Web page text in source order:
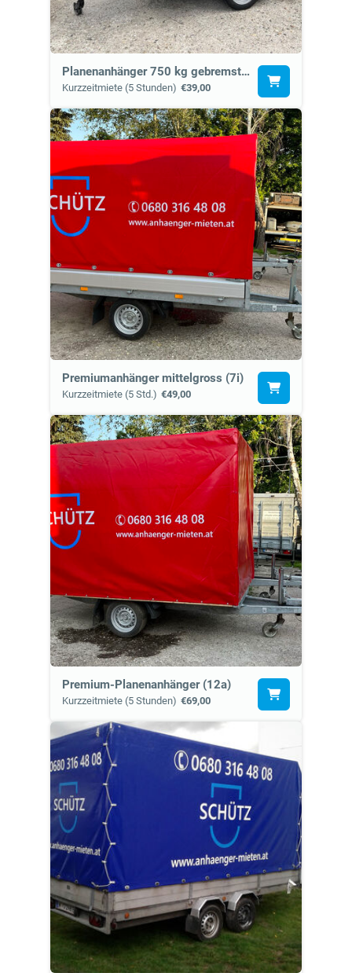
Planenanhänger 750 kg gebremst (4c)
Kurzzeitmiete (5 Stunden) €39,00
Premiumanhänger mittelgross (7i)
Kurzzeitmiete (5 Std.) €49,00
Premium-Planenanhänger (12a)
Kurzzeitmiete (5 Stunden) €69,00